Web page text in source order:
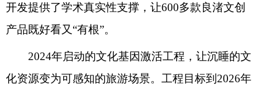
开发提供了学术真实性支撑，让600多款良渚文创
产品既好看又“有根”。
2024年启动的文化基因激活工程，让沉睡的文
化资源变为可感知的旅游场景。工程目标到2026年